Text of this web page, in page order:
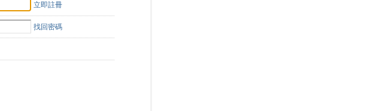
立即註冊
找回密碼